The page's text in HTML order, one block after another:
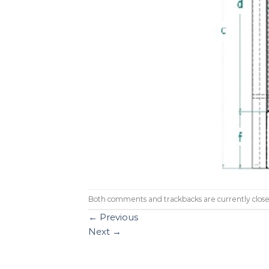
Both comments and trackbacks are currently
← Previous
Next →